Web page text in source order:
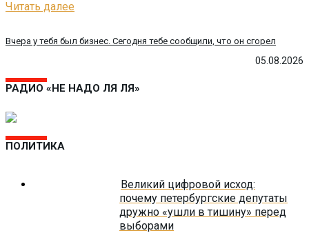
05.08.2026
Вчера у тебя был бизнес. Сегодня тебе сообщили, что он сгорел
Читать далее
РАДИО «НЕ НАДО ЛЯ ЛЯ»
ПОЛИТИКА
Великий цифровой исход:
почему петербургские депутаты
дружно «ушли в тишину» перед
выборами